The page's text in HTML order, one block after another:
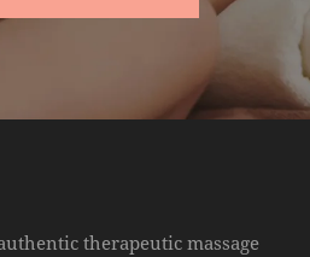
therapeutic massage